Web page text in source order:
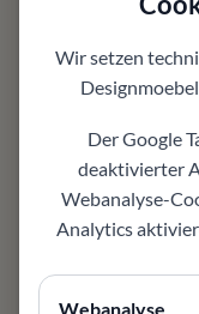
auf Wunsch
abstimmbar
je nach
auswählbar
geeignet für
Wir setzen
Der Google
deaktivierter
Webanalyse-
Analytics
Webanalyse